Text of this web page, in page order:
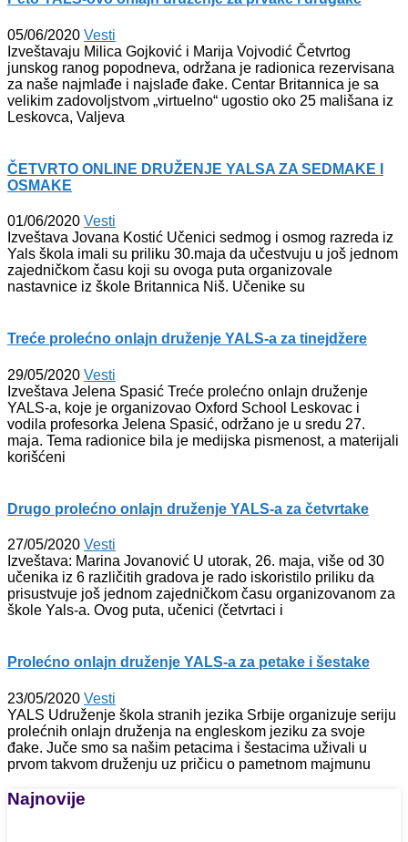
05/06/2020 Vesti
Izveštavaju Milica Gojković i Marija Vojvodić Četvrtog
junskog ranog popodneva, održana je radionica rezervisana
za naše najmlađe i najslađe đake. Centar Britannica je sa
velikim zadovoljstvom „virtuelno“ ugostio oko 25 mališana iz
Leskovca, Valjeva
ČETVRTO ONLINE DRUŽENJE YALSA ZA SEDMAKE I
OSMAKE
01/06/2020 Vesti
Izveštava Jovana Kostić Učenici sedmog i osmog razreda iz
Yals škola imali su priliku 30.maja da učestvuju u još jednom
zajedničkom času koji su ovoga puta organizovale
nastavnice iz škole Britannica Niš. Učenike su
Treće prolećno onlajn druženje YALS-a za tinejdžere
29/05/2020 Vesti
Izveštava Jelena Spasić Treće prolećno onlajn druženje
YALS-a, koje je organizovao Oxford School Leskovac i
vodila profesorka Jelena Spasić, održano je u sredu 27.
maja. Tema radionice bila je medijska pismenost, a materijali
korišćeni
Drugo prolećno onlajn druženje YALS-a za četvrtake
27/05/2020 Vesti
Izveštava: Marina Jovanović U utorak, 26. maja, više od 30
učenika iz 6 različitih gradova je rado iskoristilo priliku da
prisustvuje još jednom zajedničkom času organizovanom za
škole Yals-a. Ovog puta, učenici (četvrtaci i
Prolećno onlajn druženje YALS-a za petake i šestake
23/05/2020 Vesti
YALS Udruženje škola stranih jezika Srbije organizuje seriju
prolećnih onlajn druženja na engleskom jeziku za svoje
đake. Juče smo sa našim petacima i šestacima uživali u
prvom takvom druženju uz pričicu o pametnom majmunu
Najnovije